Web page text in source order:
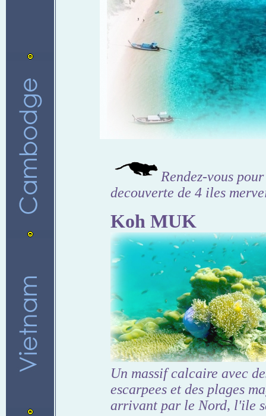
Rendez-vous
decouverte de 4 iles
Koh MUK
Un massif calcaire avec
escarpees et des plages
arrivant par le Nord, l'ile